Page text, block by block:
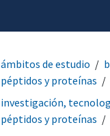
ámbitos de estudio
péptidos y proteínas
investigación,
péptidos y proteínas